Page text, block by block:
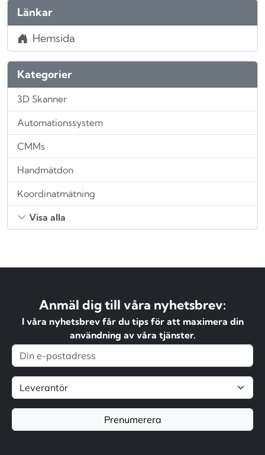
Länkar
Hemsida
Kategorier
3D Skanner
Automationssystem
CMMs
Handmätdon
Koordinatmätning
Visa alla
Anmäl dig till våra nyhetsbrev:
I våra nyhetsbrev får du tips för att maximera din
användning av våra tjänster.
Prenumerera